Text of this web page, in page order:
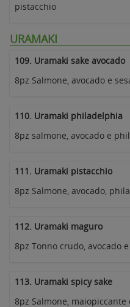
pistacchio
URAMAKI
109. Uramaki sake avocado
8pz Salmone, avocado e
110. Uramaki philadelphia
8pz salmone, avocado e
111. Uramaki pistacchio
8pz Salmone, avocado,
112. Uramaki maguro
8pz Tonno crudo, avocado
113. Uramaki spicy sake
8pz Salmone, maiopiccante